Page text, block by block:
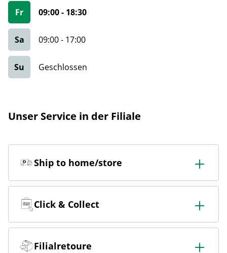
Fr 09:00- 18:30
Sa 09:00- 17:00
Su Geschlossen
Unser Service in der Filiale
Ship to home/store
In der Filiale bestellen & in die Filiale oder nach Hause
liefern lassen.
Click & Collect
Online bestellen & kostenlos hier in der Filiale abholen
Filialretoure